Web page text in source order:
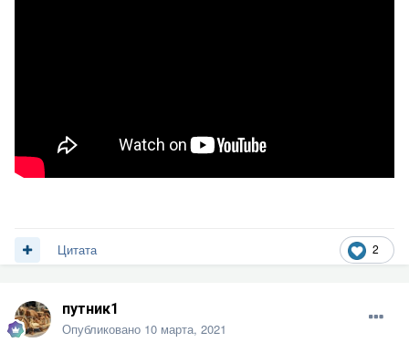
2
Цитата
путник1
Опубликовано 10 марта, 2021